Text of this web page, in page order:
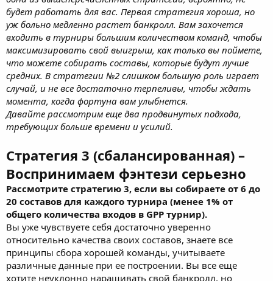
будет работать для вас. Первая стратегия хороша, но
уж больно медленно растет банкролл. Вам захочется
входить в турниры большим количеством команд, чтобы
максимизировать свой выигрыш, как только вы поймете,
что можете собирать составы, которые будут лучше
средних. В стратегии №2 слишком большую роль играет
случай, и не все достаточно терпеливы, чтобы ждать
момента, когда фортуна вам улыбнется.
Давайте рассмотрим еще два продвинутых подхода,
требующих больше времени и усилий.
Стратегия 3 (сбалансированная) –
Воспринимаем фэнтези серьезно
Рассмотрите стратегию 3, если вы собираете от 6 до
20 составов для каждого турнира (менее 1% от
общего количества входов в GPP турнир).
Вы уже чувствуете себя достаточно уверенно
относительно качества своих составов, знаете все
принципы сбора хорошей команды, учитываете
различные данные при ее построении. Вы все еще
хотите неуклонно наращивать свой банкролл, но